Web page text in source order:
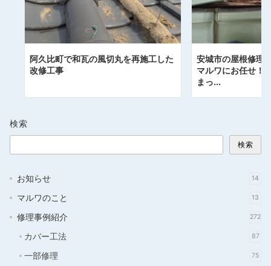
阿久比町で和瓦の風切丸を再施工した
改修工事
安城市の屋根修理
マルワにお任せ！
まっ...
検索
検索
お知らせ 14
マルワのこと 13
修理事例紹介 272
カバー工法 87
一部修理 75